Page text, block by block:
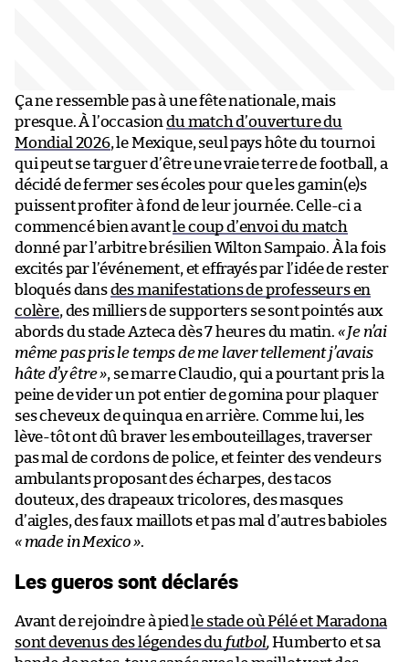
Ça ne ressemble pas à une fête nationale, mais
presque. À l’occasiondu match d’ouverture du
Mondial 2026, le Mexique, seul pays hôte du tournoi
qui peut se targuer d’être une vraie terre de football, a
décidé de fermer ses écoles pour que les gamin(e)s
puissent profiter à fond de leur journée. Celle-ci a
commencé bien avantle coup d’envoi du match
donné par l’arbitre brésilien Wilton Sampaio. À la fois
excités par l’événement, et effrayés par l’idée de rester
bloqués dansdes manifestations de professeurs en
colère, des milliers de supporters se sont pointés aux
abords du stade Azteca dès 7 heures du matin. « Je n’ai
même pas pris le temps de me laver tellement j’avais
hâte d’y être », se marre Claudio, qui a pourtant pris la
peine de vider un pot entier de gomina pour plaquer
ses cheveux de quinqua en arrière. Comme lui, les
lève-tôt ont dû braver les embouteillages, traverser
pas mal de cordons de police, et feinter des vendeurs
ambulants proposant des écharpes, des tacos
douteux, des drapeaux tricolores, des masques
d’aigles, des faux maillots et pas mal d’autres babioles
« made in Mexico ».
Les gueros sont déclarés
Avant de rejoindre à pied le stade où Pélé et Maradona
sont devenus des légendes du futbol,Humberto et sa